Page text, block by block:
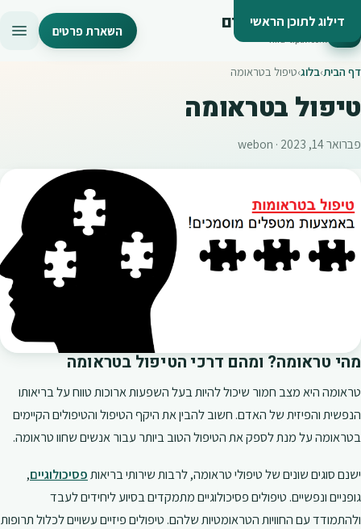
דילוג לתוכן הראשי
פורטל מטפלים השארת פרטים
דף הבית›בלוג›טיפול בטראומה
טיפול בטראומה
פברואר 14, 2023 · webon
מהי טראומה? ומהם דרכי הטיפול בטראומה
טראומה היא מצב חמור שיכול להיות בעל השפעות ארוכות טווח על בריאותו
הנפשית והפיזית של האדם. חשוב להבין את היקף הטיפול והטיפולים הקיימים
בטראומה על מנת לספק את הטיפול הטוב ביותר עבור אנשים שחוו טראומה.
ישנם סוגים שונים של טיפולי טראומה, לרבות שירותי בריאותפסיכולוגיים,
גופניים ונפשיים. טיפולים פסיכולוגיים מתמקדים בסיוע ליחידים לעבד
ולהתמודד עם החוויות הטראומטיות שלהם. טיפולים פיזיים עשויים לכלול תרופות